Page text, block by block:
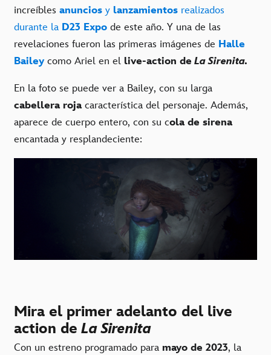
increíbles anuncios y lanzamientos realizados
durante la D23 Expo de este año. Y una de las
revelaciones fueron las primeras imágenes de Halle
Bailey como Ariel en el live-action de La Sirenita.
En la foto se puede ver a Bailey, con su larga
cabellera rojacaracterística del personaje. Además,
aparece de cuerpo entero, con su cola de sirena
encantada y resplandeciente:
Mira el primer adelanto del live
action de La Sirenita
Con un estreno programado para mayo de 2023, la